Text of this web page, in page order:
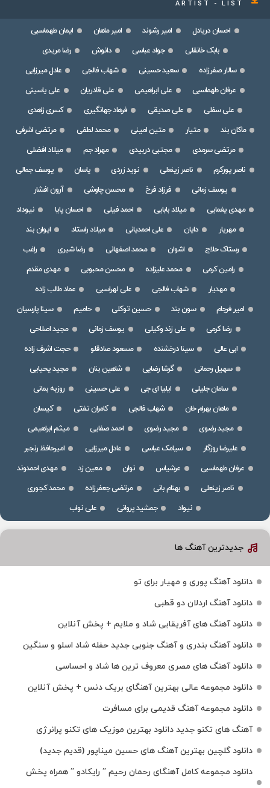
ARTIST - LIST
احسان دریادل امیر رشوند امیر ماهان
ایمان طهماسبی
بابک خانقلی
جواد عباسی دانوش
رضا مریدی
سالار صفرزاده
سعید حسینی شهاب فالجی
عادل میرزایی
عرفان طهماسبی
علی ابراهیمی علی قادریان
علی یاسینی
علی سفلی
علی صدیقی فرهاد جهانگیری
کسری زاهدی
ماکان بند
متیار متین امینی محمد لطفی
مرتضی اشرفی
مرتضی سرمدی
مجتبی دربیدی مهراد جم
میلاد افضلی
ناصر پورکرم
ناصر زینعلی نوید زردی یاسان
یوسف جمالی
یوسف زمانی
فرزاد فرخ محسن چاوشی
آرون افشار
مهدی یغمایی
میلاد بابایی احمد فیلی احسان پایا
نیوداد
مهریار
دایان علی احمدیانی میلاد راستاد
ایوان بند
رستاک حلاج
اشوان محمد اصفهانی رضا شیری
راغب
رامین کرمی
محمد علیزاده محسن محبوبی
مهدی مقدم
مهدیار
شهاب فالجی علی لهراسبی
عماد طالب زاده
امیر فرجام
سون بند حسین توکلی حامیم
سینا پارسیان
رضا کرمی
علی زند وکیلی یوسف زمانی
مجید اصلاحی
ابی عالی
سینا درخشنده مسعود صادقلو
حجت اشرف زاده
سهیل رحمانی
گرشا رضایی شاهین بنان
مجید یحیایی
سامان جلیلی
ایلیا ای جی علی حسینی
روزبه بمانی
ماهان بهرام خان
شهاب فالجی کامران تفتی
کیسان
مجید رضوی
مجید رضوی احمد صفایی
میثم ابراهیمی
علیرضا روزگار
سیامک عباسی عادل میرزایی
امیرحافظ رنجبر
عرفان طهماسبی
عرشیاس نوان معین زد
مهدی احمدوند
ناصر زینعلی
بهنام بانی مرتضی جعفرزاده
محمد کجوری
نیواد
جمشید پروانی علی نواب
جدیدترین آهنگ ها
دانلود آهنگ پوری و مهیار برای تو
دانلود آهنگ اردلان دو قطبی
دانلود آهنگ های آفریقایی شاد و ملایم + پخش آنلاین
دانلود آهنگ بندری و آهنگ جنوبی جدید حفله شاد اسلو و سنگین
دانلود آهنگ های مصری معروف ترین ها شاد و احساسی
دانلود مجموعه عالی بهترین آهنگای بریک دنس + پخش آنلاین
دانلود مجموعه آهنگ قدیمی برای مسافرت
آهنگ های تکنو جدید دانلود بهترین موزیک های تکنو پرانرژی
دانلود گلچین بهترین آهنگ های حسین میناپور (قدیم جدید)
دانلود مجموعه کامل آهنگای رحمان رحیم ” رایکادو ” همراه پخش